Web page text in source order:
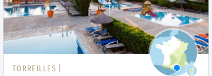
TORREILLES |